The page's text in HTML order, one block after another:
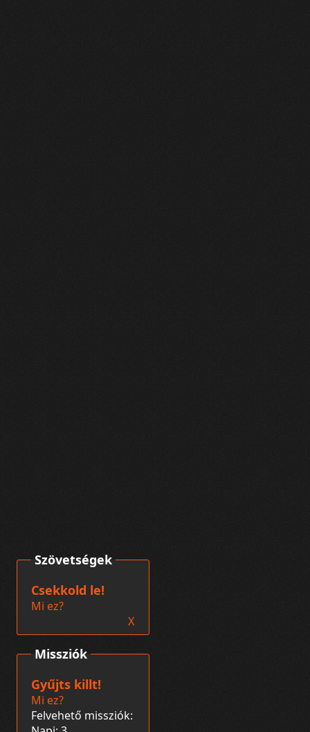
Missziók
Gyűjts killt!
Mi ez?
Felvehető missziók:
Szövetségek
Csekkold le!
Mi ez?
X